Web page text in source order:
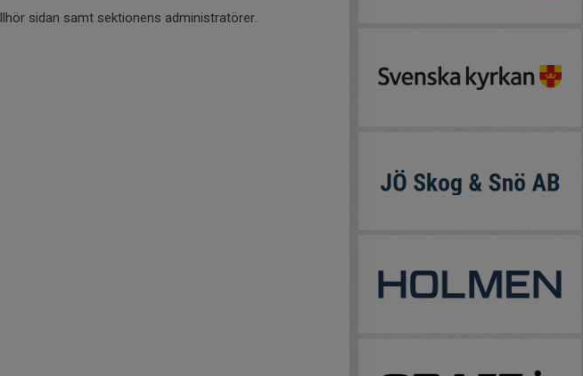
sidan samt sektionens administratörer.